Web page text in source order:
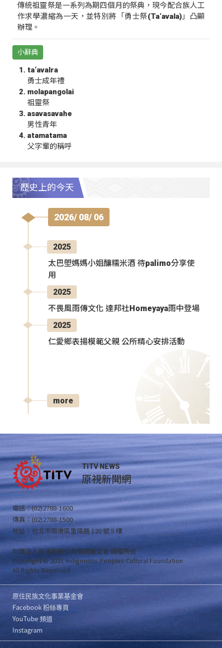
傳統祖靈祭是一系列為期四個月的祭典，現今配合族人工
作求學濃縮為一天，並特別將「勇士祭(Ta‘avala)」凸顯
辦理。
小辭典
ta‘avalra
勇士成年禮
molapangolai
祖靈祭
asavasavahe
男性青年
atamatama
父字輩的稱呼
歷史上的今天
2026/ 08/ 06
2025
太巴塱媽媽小姐釀糯米酒 待palimo分享使
用
2025
不畏風雨傳文化 達邦社Homeyaya雨中登場
2025
仁愛鄉表揚模範父親 公所精心安排活動
more
TITV NEWS
原視新聞網
電話：(02)2788-1600
傳真：(02)2788-1500
地址：台北市南港區重陽路 120 號 5 樓
財團法人原住民族文化事業基金會 版權所有
Copyright © 2021 Indigenous Peoples Cultural Foundation
All Rights Reserved .
原住民族文化事業基金會
Facebook 粉絲專頁
YouTube 頻道
Instagram